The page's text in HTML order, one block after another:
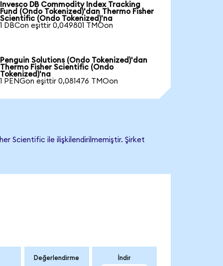
Invesco DB Commodity Index Tracking
Fund (Ondo Tokenized)'dan Thermo Fisher
Scientific (Ondo Tokenized)'na
1 DBCon eşittir 0,049801 TMOon
Penguin Solutions (Ondo Tokenized)'dan
Thermo Fisher Scientific (Ondo
Tokenized)'na
1 PENGon eşittir 0,081476 TMOon
Scientific ile ilişkilendirilmemiştir. Şirket
Değerlendirme İndir